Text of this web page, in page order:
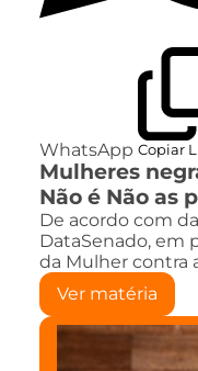
WhatsApp Copiar
Mulheres
Não é Não as
De acordo com
DataSenado, em
da Mulher contra
Ver matéria